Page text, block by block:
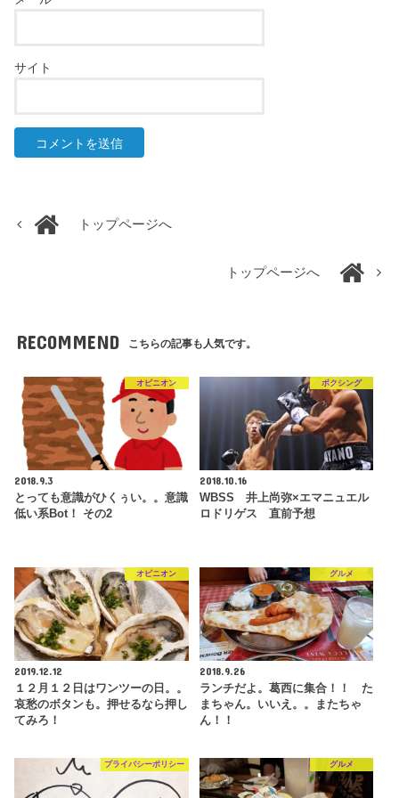
サイト
トップページへ
トップページへ
RECOMMEND こちらの記事も人気です。
オピニオン
2018.9.3
とっても意識がひくぅい。。意識
低い系Bot！ その2
ボクシング
2018.10.16
WBSS 井上尚弥×エマニュエル
ロドリゲス 直前予想
オピニオン
2019.12.12
１２月１２日はワンツーの日。。
哀愁のボタンも。押せるなら押し
てみろ！
グルメ
2018.9.26
ランチだよ。葛西に集合！！ た
まちゃん。いいえ。。またちゃ
ん！！
プライバシーポリシー グルメ